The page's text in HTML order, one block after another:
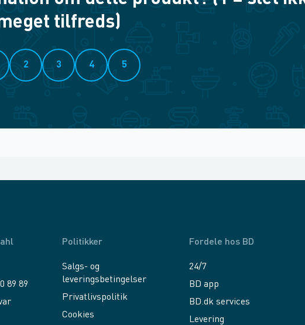
tilfreds)
2 3 4 5
89 89
Politikker
Salgs- og
leveringsbetingelser
Privatlivspolitik
Cookies
Fordele hos BD
24/7
BD app
BD.dk services
Levering